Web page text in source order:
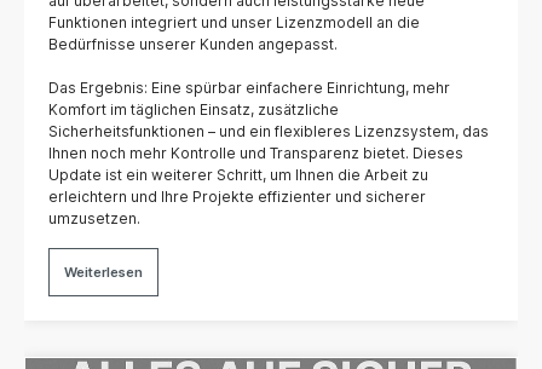
Funktionen integriert und unser Lizenzmodell an die
Bedürfnisse unserer Kunden angepasst.
Das Ergebnis: Eine spürbar einfachere Einrichtung, mehr
Komfort im täglichen Einsatz, zusätzliche
Sicherheitsfunktionen – und ein flexibleres Lizenzsystem, das
Ihnen noch mehr Kontrolle und Transparenz bietet. Dieses
Update ist ein weiterer Schritt, um Ihnen die Arbeit zu
erleichtern und Ihre Projekte effizienter und sicherer
umzusetzen.
Weiterlesen